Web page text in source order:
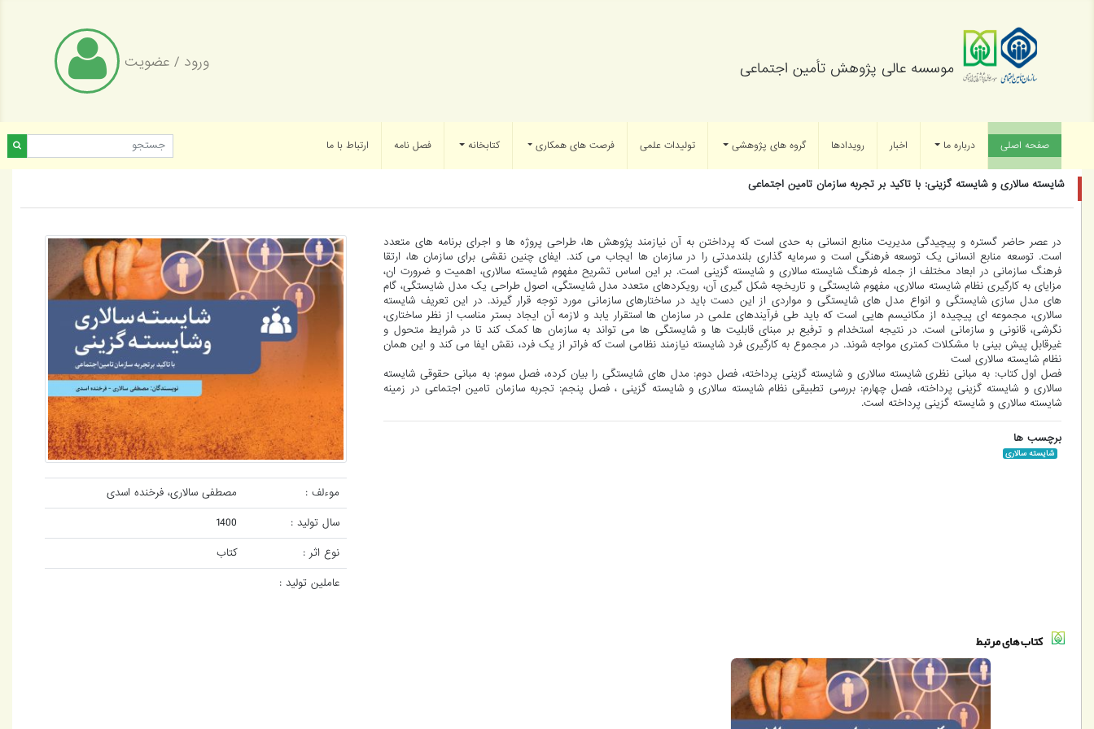
موسسه عالی پژوهش تأمین اجتماعی ورود / عضویت
صفحه اصلی درباره ما اخبار رویدادها گروه های پژوهشی تولیدات علمی فرصت های همکاری کتابخانه فصل نامه ارتباط با ما
شایسته سالاری و شایسته گزینی: با تاکید بر تجربه سازمان تامین اجتماعی
در عصر حاضر گستره و پیچیدگی مدیریت منابع انسانی به حدی است که پرداختن به آن نیازمند پژوهش ها، طراحی پروژه ها و اجرای برنامه های متعدد
است. توسعه منابع انسانی یک توسعه فرهنگی است و سرمایه گذاری بلندمدتی را در سازمان ها ایجاب می کند. ایفای چنین نقشی برای سازمان ها، ارتقا
فرهنگ سازمانی در ابعاد مختلف از جمله فرهنگ شایسته سالاری و شایسته گزینی است. بر این اساس تشریح مفهوم شایسته سالاری، اهمیت و ضرورت ان،
مزایای به کارگیری نظام شایسته سالاری، مفهوم شایستگی و تاریخچه شکل گیری آن، رویکردهای متعدد مدل شایستگی، اصول طراحی یک مدل شایستگی، گام
های مدل سازی شایستگی و انواع مدل های شایستگی و مواردی از این دست باید در ساختارهای سازمانی مورد توجه قرار گیرند. در این تعریف شایسته
سالاری، مجموعه ای پیچیده از مکانیسم هایی است که باید طی فرآیندهای علمی در سازمان ها استقرار یابد و لازمه آن ایجاد بستر مناسب از نظر ساختاری،
نگرشی، قانونی و سازمانی است. در نتیجه استخدام و ترفیع بر مبنای قابلیت ها و شایستگی ها می تواند به سازمان ها کمک کند تا در شرایط متحول و
غیرقابل پیش بینی با مشکلات کمتری مواجه شوند. در مجموع به کارگیری فرد شایسته نیازمند نظامی است که فراتر از یک فرد، نقش ایفا می کند و این همان
نظام شایسته سالاری است
فصل اول کتاب: به مبانی نظری شایسته سالاری و شایسته گزینی پرداخته، فصل دوم: مدل های شایستگی را بیان کرده، فصل سوم: به مبانی حقوقی شایسته
سالاری و شایسته گزینی پرداخته، فصل چهارم: بررسی تطبیقی نظام شایسته سالاری و شایسته گزینی ، فصل پنجم: تجربه سازمان تامین اجتماعی در زمینه
شایسته سالاری و شایسته گزینی پرداخته است.
برچسب ها
شایسته سالاری
موءلف :
مصطفی سالاری، فرخنده اسدی
سال تولید :
1400
نوع اثر :
کتاب
عاملین تولید :
کتاب های مرتبط